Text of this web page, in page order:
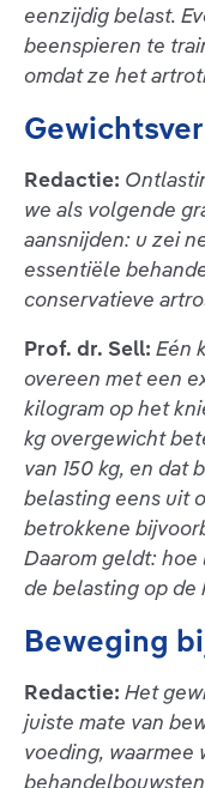
eenzijdig belast.
beenspieren te
omdat ze het
Redactie:
we als volgende
aansnijden: u zei
essentiële
conservatieve
Prof. dr. Sell: Eén
overeen met een
kilogram op het
kg overgewicht
van 150 kg, en dat
belasting eens uit
betrokkene
Daarom geldt:
de belasting op de
Beweging
Redactie: Het
juiste mate van
voeding, waarmee